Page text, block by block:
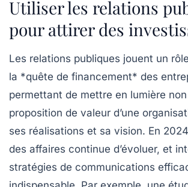
Utiliser les relations
pour attirer des
Les relations publiques jouent un
la *quête de financement* des
permettant de mettre en lumière
proposition de valeur d’une
ses réalisations et sa vision. En
des affaires continue d’évoluer, et
stratégies de communications